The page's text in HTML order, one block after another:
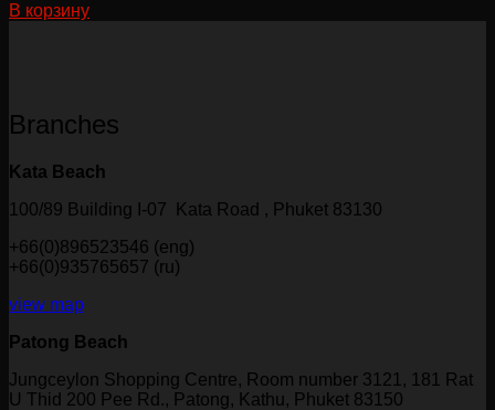
В корзину
Branches
Kata Beach
100/89 Building I-07 Kata Road , Phuket 83130
+66(0)896523546 (eng)
+66(0)935765657 (ru)
view map
Patong Beach
Jungceylon Shopping Centre, Room number 3121, 181 Rat
U Thid 200 Pee Rd., Patong, Kathu, Phuket 83150